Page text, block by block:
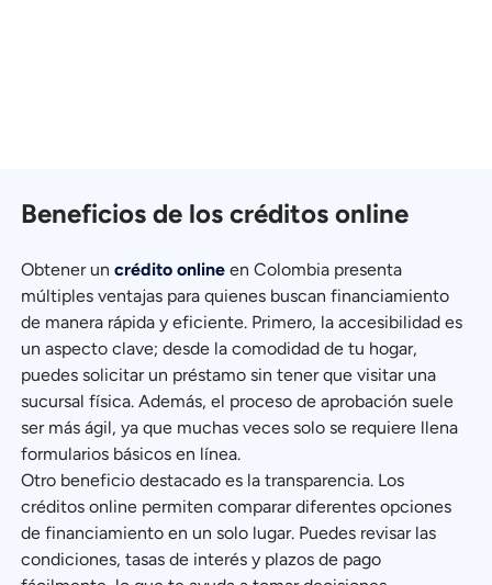
Beneficios de los créditos online
Obtener uncrédito online en Colombia presenta
múltiples ventajas para quienes buscan financiamiento
de manera rápida y eficiente. Primero, la accesibilidad es
un aspecto clave; desde la comodidad de tu hogar,
puedes solicitar un préstamo sin tener que visitar una
sucursal física. Además, el proceso de aprobación suele
ser más ágil, ya que muchas veces solo se requiere llena
formularios básicos en línea.
Otro beneficio destacado es la transparencia. Los
créditos online permiten comparar diferentes opciones
de financiamiento en un solo lugar. Puedes revisar las
condiciones, tasas de interés y plazos de pago